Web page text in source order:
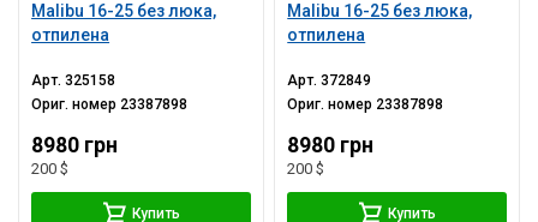
Malibu 16-25 без люка,
отпилена
Арт.325158
Ориг. номер 23387898
8980 грн
200 $
Купить
Malibu 16-25 без люка,
отпилена
Арт.372849
Ориг. номер 23387898
8980 грн
200 $
Купить